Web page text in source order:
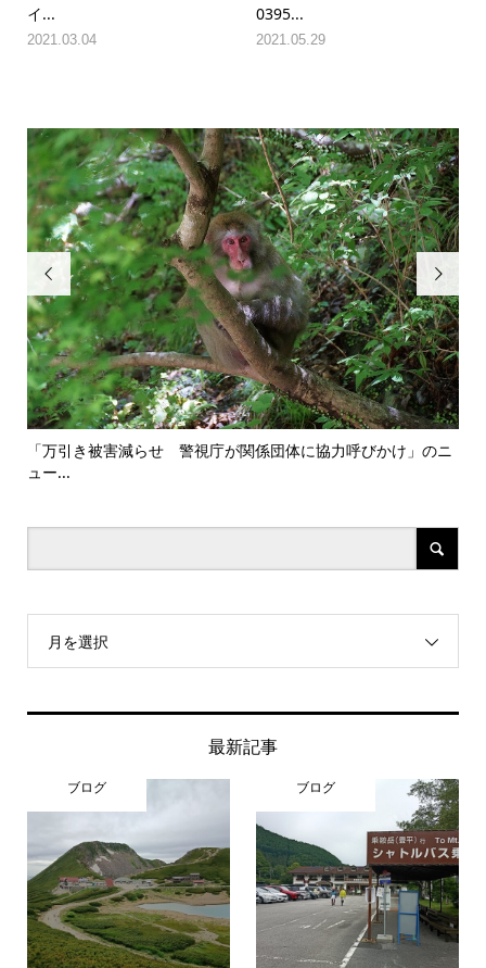
イ...
2021.03.04
0395...
2021.05.29

「万引き被害減らせ 警視庁が関係団体に協力呼びかけ」のニ
ュー...

月を選択
最新記事
ブログ ブログ